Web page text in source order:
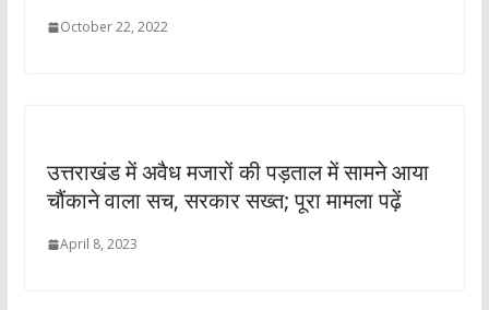
October 22, 2022
उत्तराखंड में अवैध मजारों की पड़ताल में सामने आया
चौंकाने वाला सच, सरकार सख्त; पूरा मामला पढ़ें
April 8, 2023